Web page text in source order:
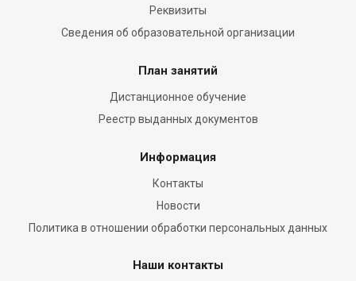
Реквизиты
Сведения об образовательной организации
План занятий
Дистанционное обучение
Реестр выданных документов
Информация
Контакты
Новости
Политика в отношении обработки персональных данных
Наши контакты